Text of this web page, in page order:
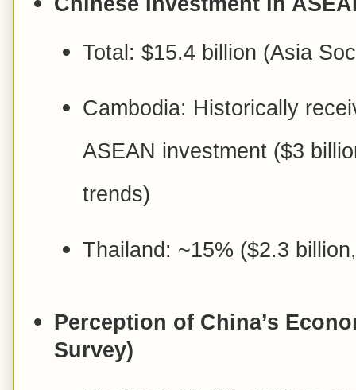
Total: $15.4 billion (Asia
Cambodia: Historically
ASEAN investment ($3
trends)
Thailand: ~15% ($2.3
Perception of China’s
Survey)